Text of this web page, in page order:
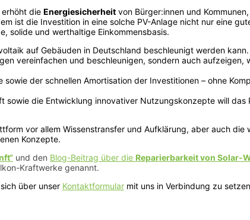
die Energiesicherheit von Bürger:innen und
ist die Investition in eine solche PV-Anlage nicht nur eine
solide und werthaltige Einkommensbasis.
auf Gebäuden in Deutschland beschleunigt werden kann.
vereinfachen und beschleunigen, sondern auch aufzeigen,
der schnellen Amortisation der Investitionen – ohne
sowie die Entwicklung innovativer Nutzungskonzepte will das
vor allem Wissenstransfer und Aufklärung, aber auch die
Konzepte.
und den Blog-Beitrag über die Reparierbarkeit von Solar-
Kraftwerke genannt.
über unser Kontaktformular mit uns in Verbindung zu